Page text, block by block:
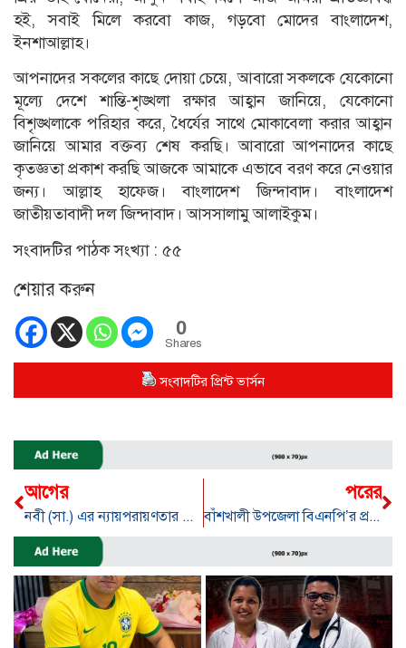
হই, সবাই মিলে করবো কাজ, গড়বো মোদের বাংলাদেশ,
ইনশাআল্লাহ।
আপনাদের সকলের কাছে দোয়া চেয়ে, আবারো সকলকে যেকোনো
মূল্যে দেশে শান্তি-শৃঙ্খলা রক্ষার আহ্বান জানিয়ে, যেকোনো
বিশৃঙ্খলাকে পরিহার করে, ধৈর্যের সাথে মোকাবেলা করার আহ্বান
জানিয়ে আমার বক্তব্য শেষ করছি। আবারো আপনাদের কাছে
কৃতজ্ঞতা প্রকাশ করছি আজকে আমাকে এভাবে বরণ করে নেওয়ার
জন্য। আল্লাহ হাফেজ। বাংলাদেশ জিন্দাবাদ। বাংলাদেশ
জাতীয়তাবাদী দল জিন্দাবাদ। আসসালামু আলাইকুম।
সংবাদটির পাঠক সংখ্যা : ৫৫
শেয়ার করুন
0
Shares
সংবাদটির প্রিন্ট ভার্সন
আগের
নবী (সা.) এর ন্যায়পরায়ণতার আলোকে দেশ গড়বো: তারেক রহমান
পরের
বাঁশখালী উপজেলা বিএনপি’র প্রতিষ্ঠাতা সভাপতি মোজাহেরুল হক চৌধুরী আর নেই